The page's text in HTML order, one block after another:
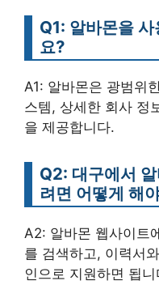
Q1: 알바몬을
요?
A1: 알바몬은 광범위
스템, 상세한 회사 정
을 제공합니다.
Q2: 대구에서
려면 어떻게 해
A2: 알바몬 웹사이트
를 검색하고, 이력서
인으로 지원하면 됩니